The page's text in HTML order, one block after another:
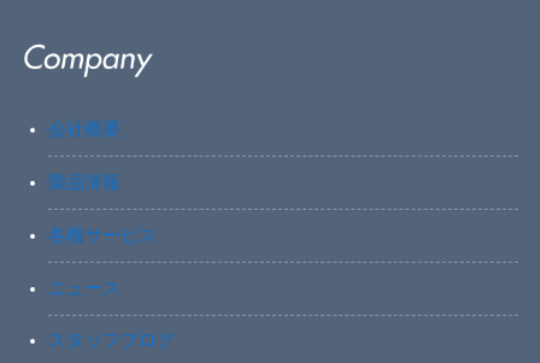
会社概要
製品情報
各種サービス
ニュース
スタッフブログ